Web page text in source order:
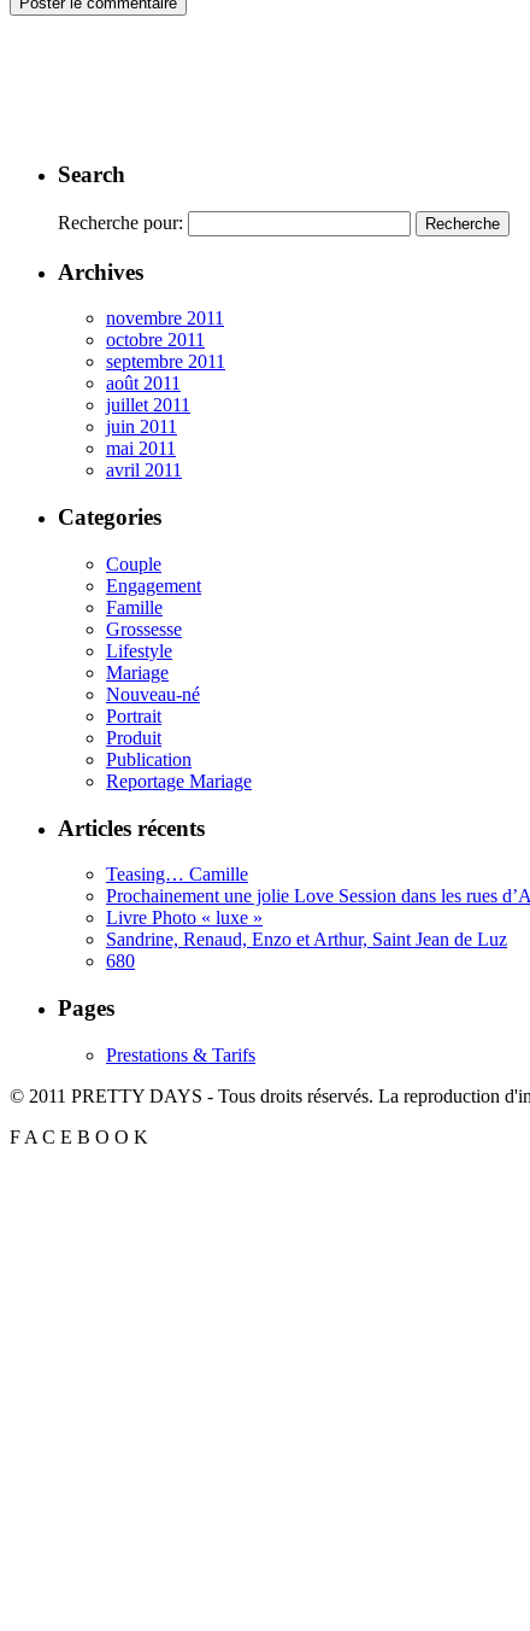
Search
Recherche pour:
Archives
novembre 2011
octobre 2011
septembre 2011
août 2011
juillet 2011
juin 2011
mai 2011
avril 2011
Categories
Couple
Engagement
Famille
Grossesse
Lifestyle
Mariage
Nouveau-né
Portrait
Produit
Publication
Reportage Mariage
Articles récents
Teasing… Camille
Prochainement une jolie Love Session dans les rues
Livre Photo « luxe »
Sandrine, Renaud, Enzo et Arthur, Saint Jean de Luz
680
Pages
Prestations & Tarifs
© 2011 PRETTY DAYS - Tous droits réservés. La reproduction
F A C E B O O K